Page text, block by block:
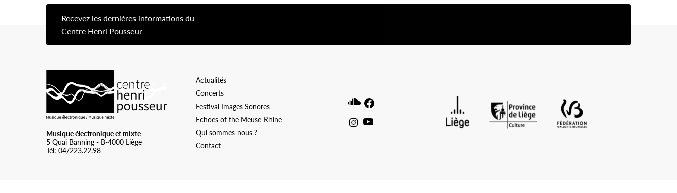
Recevez les dernières informations du
Centre Henri Pousseur
Musique électronique et mixte
5 Quai Banning - B-4000 Liège
Tél: 04/223.22.98
Actualités
Concerts
Festival Images Sonores
Echoes of the Meuse-Rhine
Qui sommes-nous ?
Contact
Soundcloud
Facebook
Instagram
Youtube